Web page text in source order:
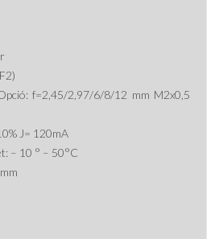
f=2,45/2,97/6/8/12 mm M2x0,5
J= 120mA
– 10 ° – 50°C